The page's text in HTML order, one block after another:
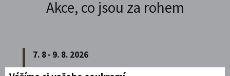
Akce, co jsou za rohem
7. 8 - 9. 8. 2026